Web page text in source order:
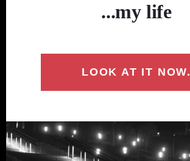
...my life
LOOK AT IT NOW.